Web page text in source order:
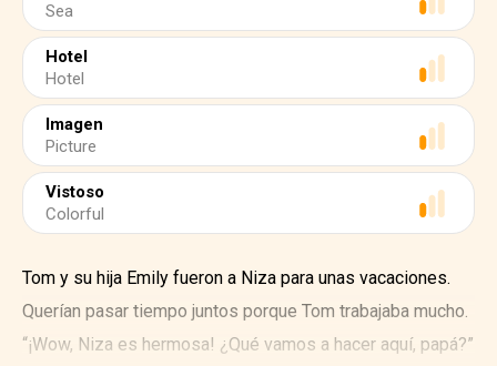
Sea
Hotel
Hotel
Imagen
Picture
Vistoso
Colorful
Tom y su hija Emily fueron a Niza para unas vacaciones.
Querían pasar tiempo juntos porque Tom trabajaba mucho.
“¡Wow, Niza es hermosa! ¿Qué vamos a hacer aquí, papá?”